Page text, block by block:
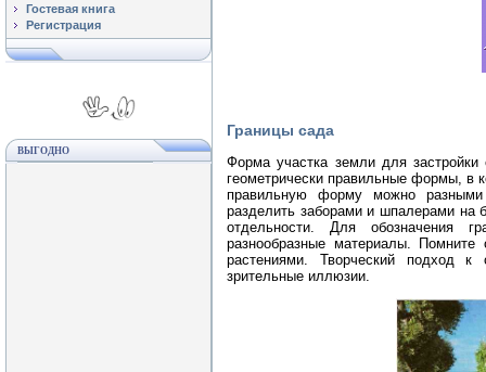
Гостевая книга
Регистрация
ВЫГОДНО
Границы сада
Форма участка земли для
геометрически правильные формы, в
правильную форму можно
разделить заборами и шпалерами на
отдельности. Для обозначения
разнообразные материалы.
растениями. Творческий подход
зрительные иллюзии.